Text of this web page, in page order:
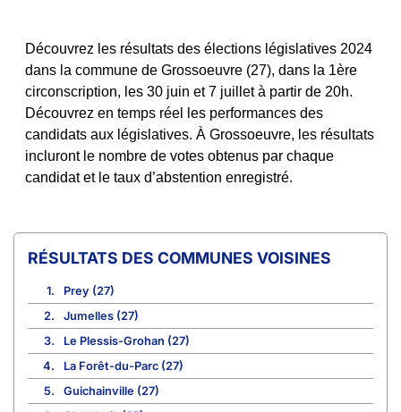
Découvrez les résultats des élections législatives 2024
dans la commune de Grossoeuvre (27), dans la 1ère
circonscription, les 30 juin et 7 juillet à partir de 20h.
Découvrez en temps réel les performances des
candidats aux législatives. À Grossoeuvre, les résultats
incluront le nombre de votes obtenus par chaque
candidat et le taux d’abstention enregistré.
COMMUNES VOISINES
1.
Prey (27)
2.
Jumelles (27)
3.
Le Plessis-Grohan (27)
4.
La Forêt-du-Parc (27)
5.
Guichainville (27)